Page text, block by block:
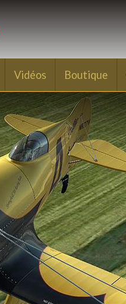
Vidéos Boutique